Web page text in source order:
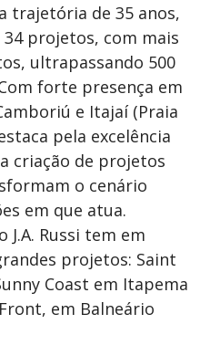
trajetória de 35 anos,
projetos, com mais
ultrapassando 500
forte presença em
e Itajaí (Praia
pela excelência
criação de projetos
o cenário
em que atua.
Russi tem em
projetos: Saint
Coast em Itapema
em Balneário